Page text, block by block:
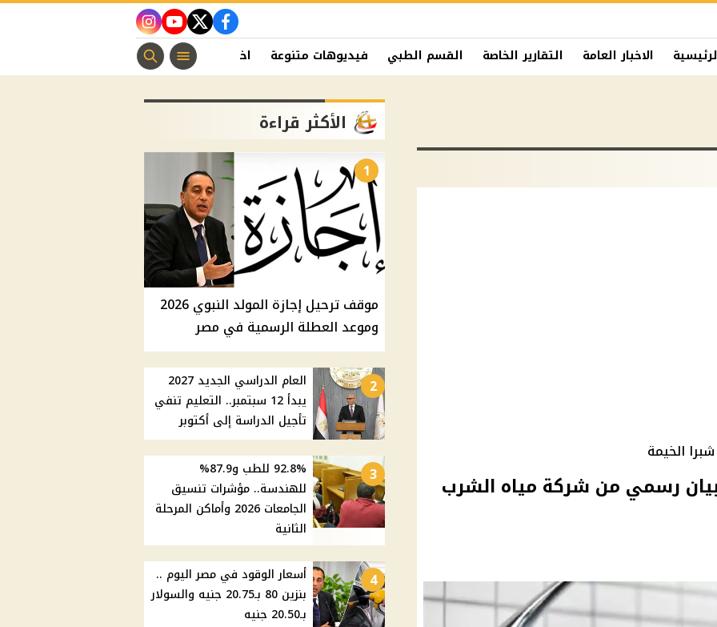
facebook
twitter
youtube
instagram
الاخبار العامة التقارير الخاصة القسم الطبي فيديوهات متنوعة اخبار الفن منوعات مسيحية
الخيمة
رسمي من شركة مياه الشرب
الأكثر قراءة
1
موقف ترحيل إجازة المولد النبوي 2026
وموعد العطلة الرسمية في مصر
2
العام الدراسي الجديد 2027
يبدأ 12 سبتمبر.. التعليم تنفي
تأجيل الدراسة إلى أكتوبر
3
92.8% للطب و87.9%
للهندسة.. مؤشرات تنسيق
الجامعات 2026 وأماكن المرحلة
الثانية
4
أسعار الوقود في مصر اليوم ..
بنزين 80 بـ20.75 جنيه والسولار
بـ20.50 جنيه